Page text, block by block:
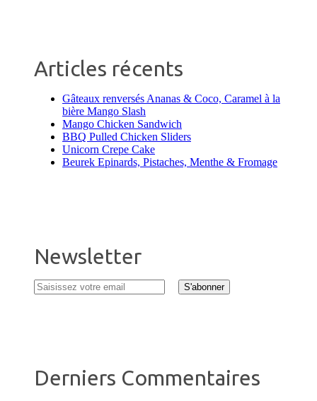
Articles récents
Gâteaux renversés Ananas & Coco, Caramel à la
bière Mango Slash
Mango Chicken Sandwich
BBQ Pulled Chicken Sliders
Unicorn Crepe Cake
Beurek Epinards, Pistaches, Menthe & Fromage
Newsletter
Derniers Commentaires